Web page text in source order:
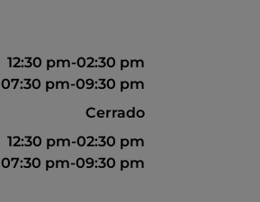
12:30 pm-02:30 pm
07:30 pm-09:30 pm
Cerrado
12:30 pm-02:30 pm
07:30 pm-09:30 pm